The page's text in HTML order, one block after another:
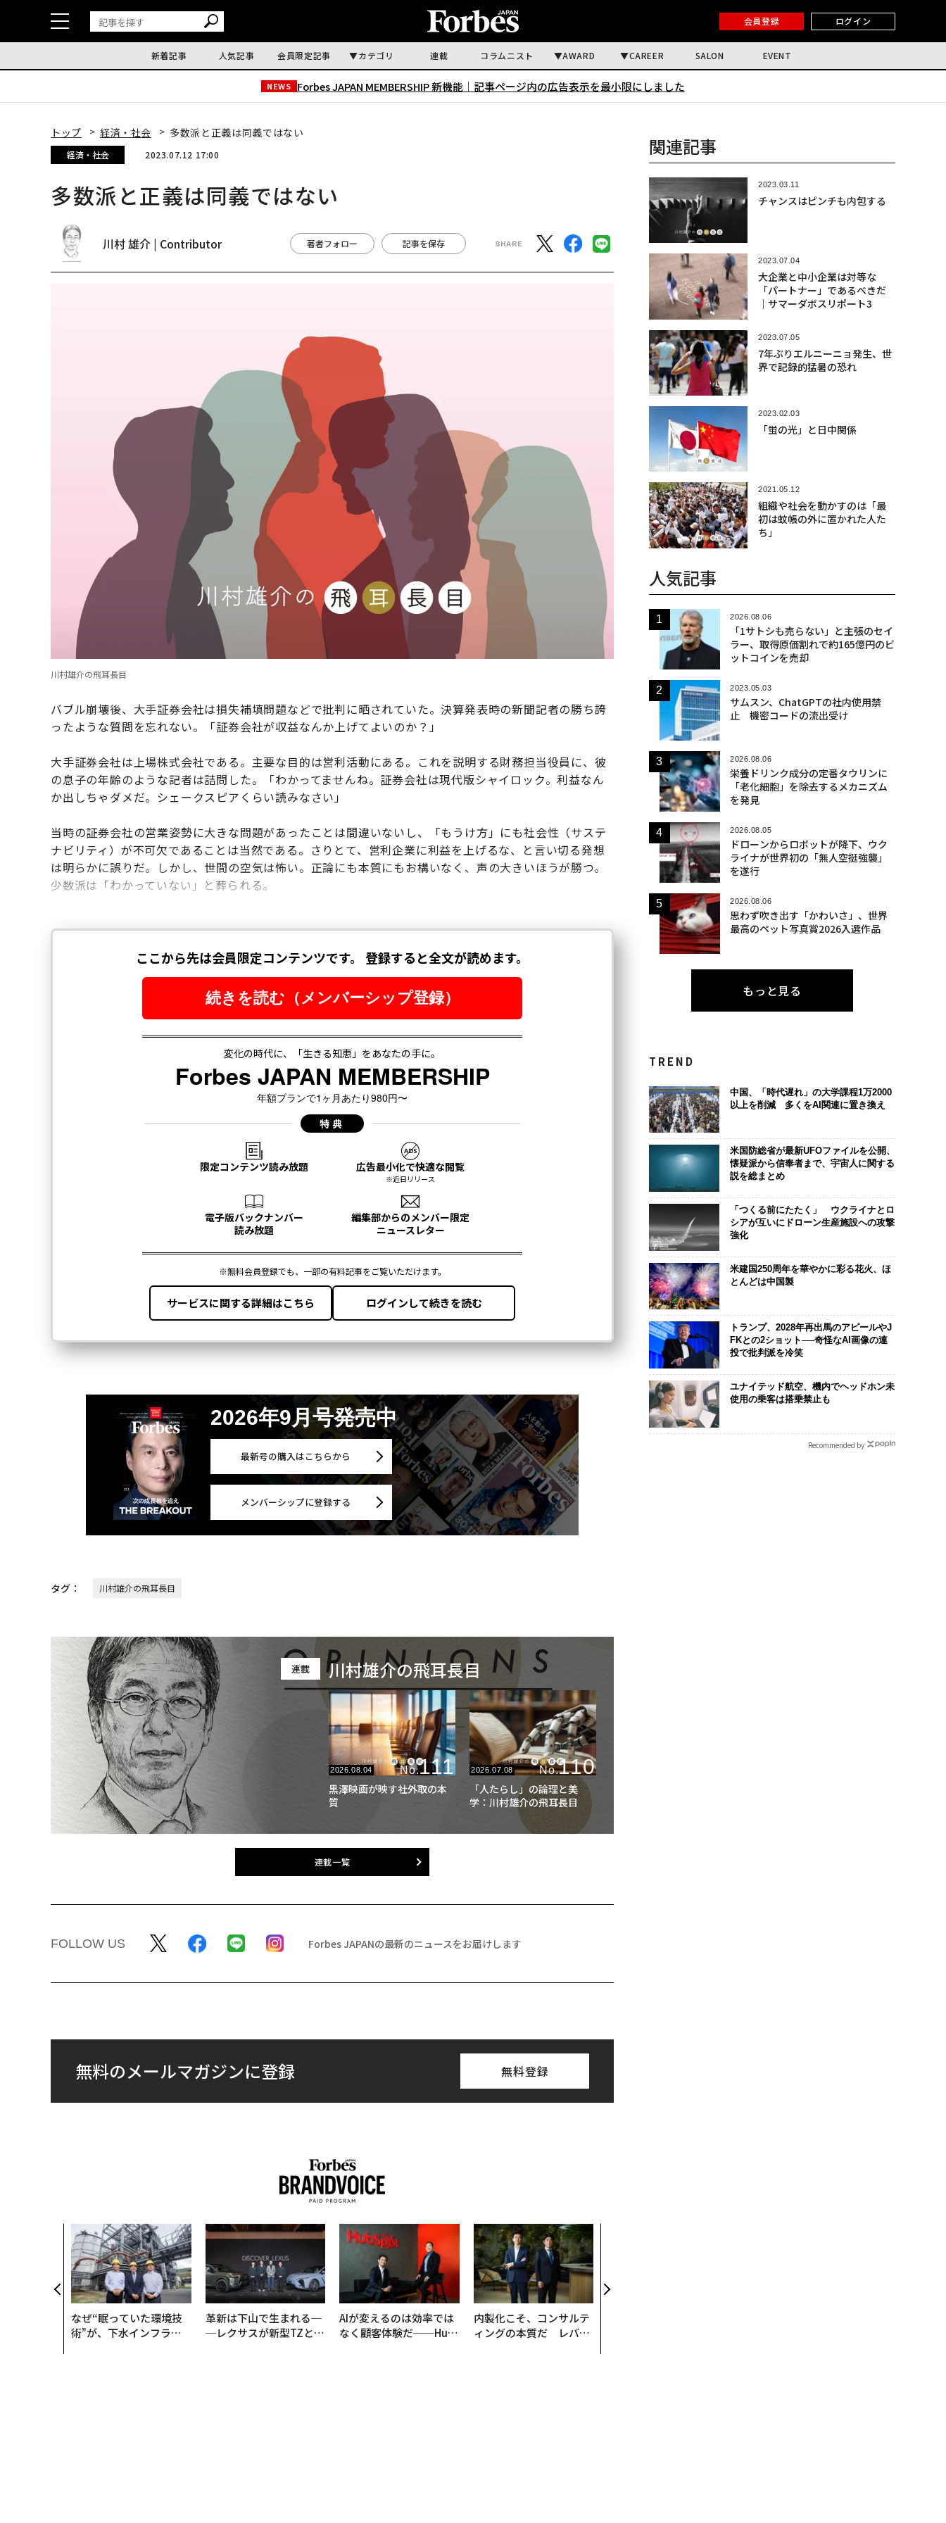
会員登録 ログイン
新着記事 人気記事 会員限定記事 カテゴリ 連載 コラムニスト AWARD CAREER SALON EVENT
NEWS Forbes JAPAN MEMBERSHIP 新機能｜ 記事ページ内の広告表示を最小限にしました
トップ 経済・社会 多数派と正義は同義ではない
経済・社会 2023.07.12 17:00
多数派と正義は同義ではない
川村 雄介 | Contributor 著者フォロー 記事を保存
川村雄介の飛耳長目
バブル崩壊後、大手証券会社は損失補填問題などで批判に晒されていた。決算発表時の新聞記者の勝ち誇
ったような質問を忘れない。「証券会社が収益なんか上げてよいのか？」
大手証券会社は上場株式会社である。主要な目的は営利活動にある。これを説明する財務担当役員に、彼
の息子の年齢のような記者は詰問した。「わかってませんね。証券会社は現代版シャイロック。利益なん
か出しちゃダメだ。シェークスピアくらい読みなさい」
当時の証券会社の営業姿勢に大きな問題があったことは間違いないし、「もうけ方」にも社会性（サステ
ナビリティ）が不可欠であることは当然である。さりとて、営利企業に利益を上げるな、と言い切る発想
は明らかに誤りだ。しかし、世間の空気は怖い。正論にも本質にもお構いなく、声の大きいほうが勝つ。
少数派は「わかっていない」と葬られる。
2026年9月号発売中
最新号の購入はこちらから
メンバーシップに登録する
タグ： 川村雄介の飛耳長目
連載 川村雄介の飛耳長目
2026.08.04 No.111
黒澤映画が映す社外取の本
質
2026.07.08 No.110
「人たらし」の論理と美
学：川村雄介の飛耳長目
連載一覧
FOLLOW US Forbes JAPANの最新のニュースをお届けします
無料のメールマガジンに登録 無料登録
なぜ“眠っていた環境技
術”が、下水インフラを
革新は下山で生まれる─
─レクサスが新型TZとE
AIが変えるのは効率では
なく顧客体験だ──Hub
内製化こそ、コンサルテ
ィングの本質だ レバレ
関連記事
2023.03.11
チャンスはピンチも内包する
2023.07.04
大企業と中小企業は対等な
「パートナー」であるべきだ
｜サマーダボスリポート3
2023.07.05
7年ぶりエルニーニョ発生、世
界で記録的猛暑の恐れ
2023.02.03
「蛍の光」と日中関係
2021.05.12
組織や社会を動かすのは「最
初は蚊帳の外に置かれた人た
ち」
人気記事
2026.08.06
「1サトシも売らない」と主張のセイ
ラー、取得原価割れで約165億円のビ
ットコインを売却
2023.05.03
サムスン、ChatGPTの社内使用禁
止 機密コードの流出受け
2026.08.06
栄養ドリンク成分の定番タウリンに
「老化細胞」を除去するメカニズム
を発見
2026.08.05
ドローンからロボットが降下、ウク
ライナが世界初の「無人空挺強襲」
を遂行
2026.08.06
思わず吹き出す「かわいさ」、世界
最高のペット写真賞2026入選作品
もっと見る
TREND
中国、「時代遅れ」の大学課程1万2000
以上を削減 多くをAI関連に置き換え
米国防総省が最新UFOファイルを公開、
懐疑派から信奉者まで、宇宙人に関する
説を総まとめ
「つくる前にたたく」 ウクライナとロ
シアが互いにドローン生産施設への攻撃
強化
米建国250周年を華やかに彩る花火、ほ
とんどは中国製
トランプ、2028年再出馬のアピールやJ
FKとの2ショット──奇怪なAI画像の連
投で批判派を冷笑
ユナイテッド航空、機内でヘッドホン未
使用の乗客は搭乗禁止も
Recommended by